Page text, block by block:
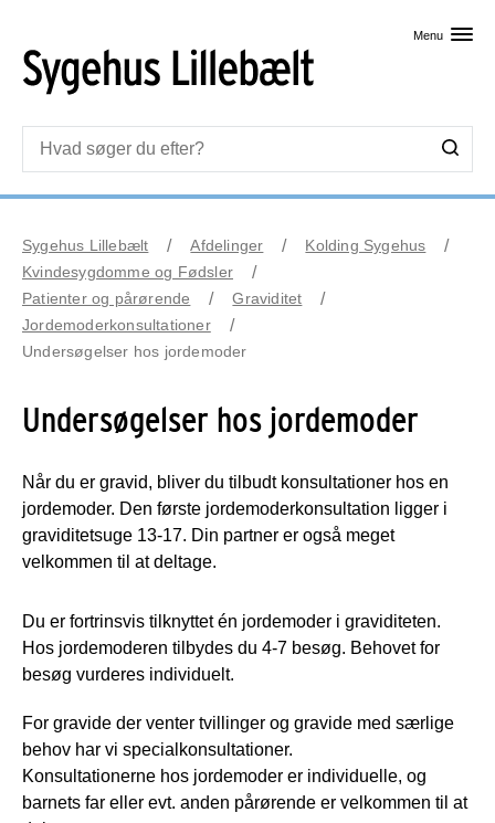
Menu
Sygehus Lillebælt Afdelinger
Kolding Sygehus
Kvindesygdomme og Fødsler
Patienter og pårørende
Graviditet
Jordemoderkonsultationer
Undersøgelser hos jordemoder
Undersøgelser hos jordemoder
Når du er gravid, bliver du tilbudt konsultationer hos en
jordemoder. Den første jordemoderkonsultation ligger i
graviditetsuge 13-17. Din partner er også meget
velkommen til at deltage.
Du er fortrinsvis tilknyttet én jordemoder i graviditeten.
Hos jordemoderen tilbydes du 4-7 besøg. Behovet for
besøg vurderes individuelt.
For gravide der venter tvillinger og gravide med særlige
behov har vi specialkonsultationer.
Konsultationerne hos jordemoder er individuelle, og
barnets far eller evt. anden pårørende er velkommen til at